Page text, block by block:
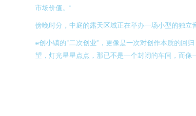
市场价值。”
傍晚时分，中庭的露天区域正在举办一场小型的独立
e创小镇的“二次创业”，更像是一次对创作本质的回
望，灯光星星点点，那已不是一个封闭的车间，而像